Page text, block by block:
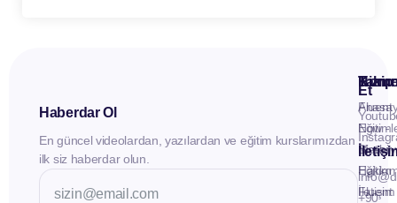
Haberdar Ol
En güncel videolardan, yazılardan ve eğitim kurslarımızdan
ilk siz haberdar olun.
İletişim
Fluent
Now -
Birebir
Eğitim
Fluent
Takip
Et
+90